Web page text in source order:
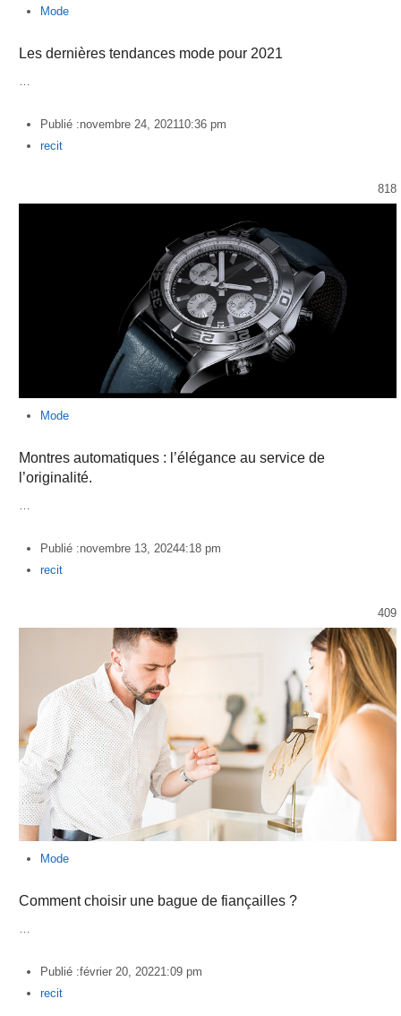
Mode
Les dernières tendances mode pour 2021
Publié :novembre 24, 202110:36 pm
Author
recit
818
Mode
Montres automatiques : l’élégance au service de
l’originalité.
…
Publié :novembre 13, 20244:18 pm
Author
recit
409
Mode
Comment choisir une bague de fiançailles ?
Publié :février 20, 20221:09 pm
Author
recit